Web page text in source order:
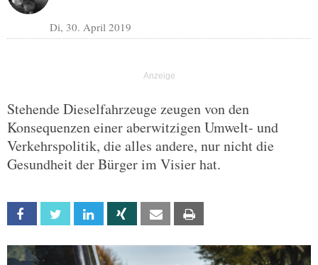
Di, 30. April 2019
Stehende Dieselfahrzeuge zeugen von den
Konsequenzen einer aberwitzigen Umwelt- und
Verkehrspolitik, die alles andere, nur nicht die
Gesundheit der Bürger im Visier hat.
Facebook Twitter Linkedin Xing Email